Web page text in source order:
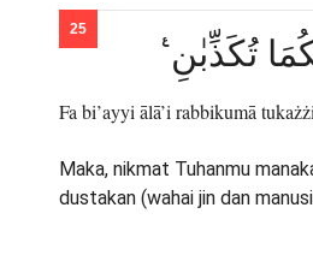
تُكَذِّبٰنِ
Fa bi’ayyi ālā’i rabbikumā
Maka, nikmat Tuhanmu
dustakan (wahai jin dan